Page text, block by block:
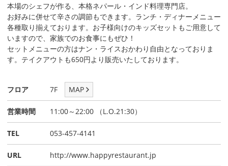
本場のシェフが作る、本格ネパール・インド料理専門店。
お好みに併せて辛さの調節もできます。ランチ・ディナーメニュー
各種取り揃えております。お子様向けのキッズセットもご用意して
いますので、家族でのお食事にもぜひ！
セットメニューの方はナン・ライスおかわり自由となっておりま
す。テイクアウトも650円より販売いたしております。
フロア 7F MAP
営業時間 11:00～22:00 （L.O.21:30）
TEL 053-457-4141
URL http://www.happyrestaurant.jp